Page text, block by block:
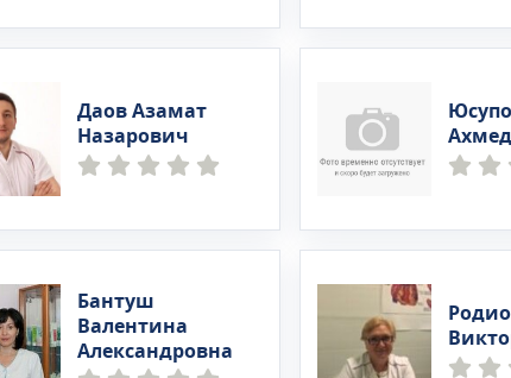
Даов Азамат
Назарович
Бантуш
Валентина
Александровна